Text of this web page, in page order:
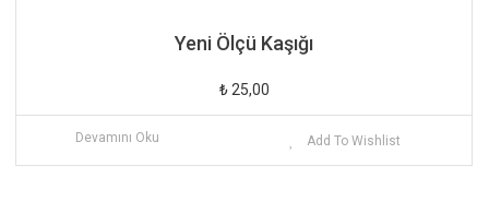
Yeni Ölçü Kaşığı
₺25,00
Devamını Oku Add To Wishlist